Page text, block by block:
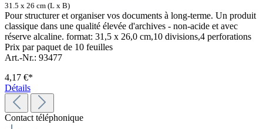
31.5 x 26 cm (L x B)
Pour structurer et organiser vos documents à long-terme. Un produit
classique dans une qualité élevée d'archives - non-acide et avec
réserve alcaline. format: 31,5 x 26,0 cm,10 divisions,4 perforations
Prix par paquet de 10 feuilles
Art.-Nr.: 93477
4,17 €*
Détails
Contact téléphonique